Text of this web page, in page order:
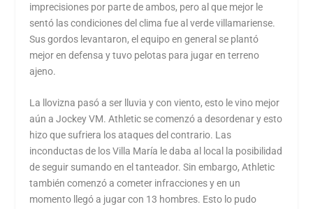
imprecisiones por parte de ambos, pero al que mejor le
sentó las condiciones del clima fue al verde villamariense.
Sus gordos levantaron, el equipo en general se plantó
mejor en defensa y tuvo pelotas para jugar en terreno
ajeno.
La llovizna pasó a ser lluvia y con viento, esto le vino mejor
aún a Jockey VM. Athletic se comenzó a desordenar y esto
hizo que sufriera los ataques del contrario. Las
inconductas de los Villa María le daba al local la posibilidad
de seguir sumando en el tanteador. Sin embargo, Athletic
también comenzó a cometer infracciones y en un
momento llegó a jugar con 13 hombres. Esto lo pudo